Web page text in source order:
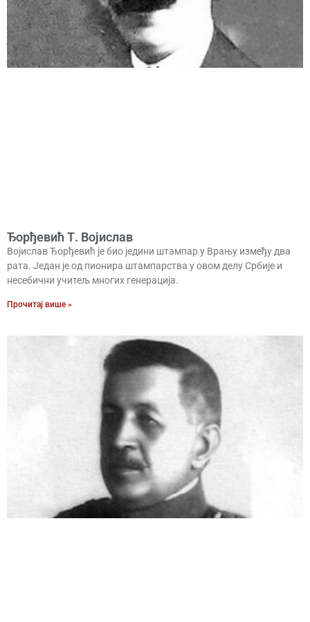
Ђорђевић Т. Војислав
Војислав Ђорђевић је био једини штампар у Врању између два
рата. Један је од пионира штампарства у овом делу Србије и
несебични учитељ многих генерација.
Прочитај више »